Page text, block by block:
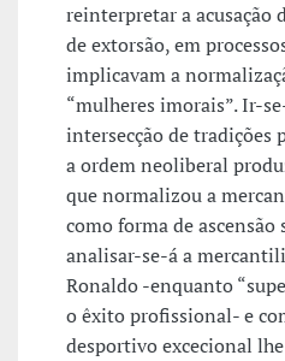
reinterpretar a acusação
de extorsão, em
implicavam a
“mulheres imorais”. Ir-
intersecção de tradições
a ordem neoliberal
que normalizou a
como forma de
analisar-se-á a
Ronaldo -enquanto
o êxito profissional- e
desportivo excecional